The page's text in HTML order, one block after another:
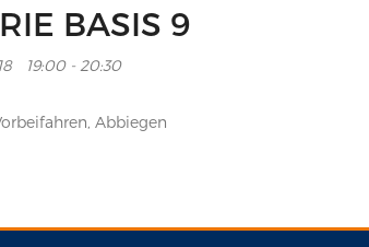
BASIS 9
19:00 - 20:30
Abbiegen